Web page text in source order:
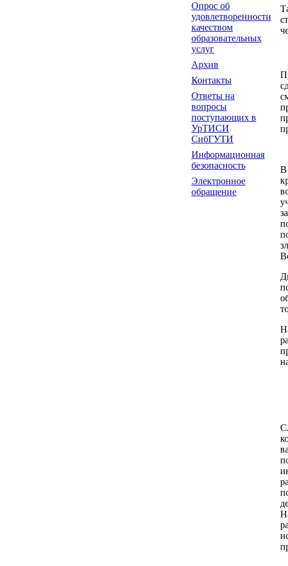
Опрос об
удовлетворенности
качеством
образовательных
услуг
Архив
Контакты
Ответы на
вопросы
поступающих в
УрТИСИ
СибГУТИ
Информационная
безопасность
Электронное
обращение
В